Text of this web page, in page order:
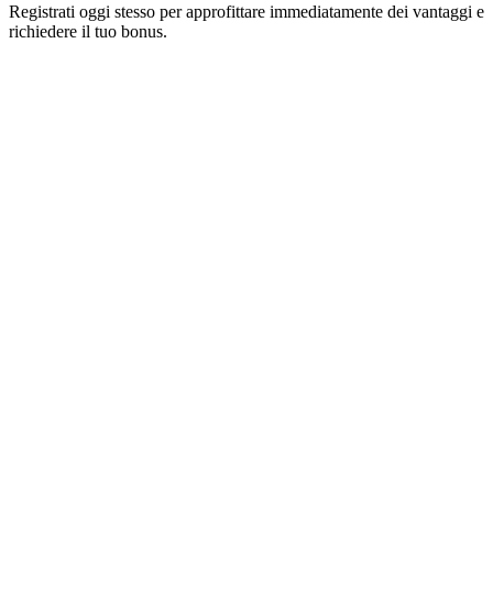
Registrati oggi stesso per approfittare immediatamente dei vantaggi e
richiedere il tuo bonus.